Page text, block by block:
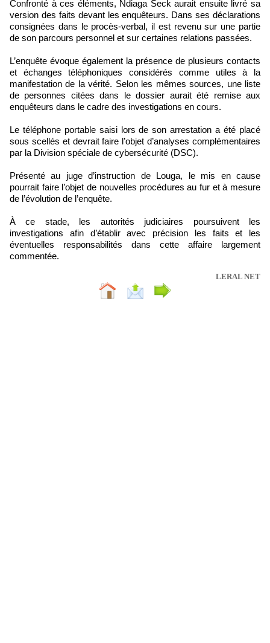
Confronté à ces éléments, Ndiaga Seck aurait ensuite livré sa
version des faits devant les enquêteurs. Dans ses déclarations
consignées dans le procès-verbal, il est revenu sur une partie
de son parcours personnel et sur certaines relations passées.
L’enquête évoque également la présence de plusieurs contacts
et échanges téléphoniques considérés comme utiles à la
manifestation de la vérité. Selon les mêmes sources, une liste
de personnes citées dans le dossier aurait été remise aux
enquêteurs dans le cadre des investigations en cours.
Le téléphone portable saisi lors de son arrestation a été placé
sous scellés et devrait faire l’objet d’analyses complémentaires
par la Division spéciale de cybersécurité (DSC).
Présenté au juge d’instruction de Louga, le mis en cause
pourrait faire l’objet de nouvelles procédures au fur et à mesure
de l’évolution de l’enquête.
À ce stade, les autorités judiciaires poursuivent les
investigations afin d’établir avec précision les faits et les
éventuelles responsabilités dans cette affaire largement
commentée.
LERAL NET